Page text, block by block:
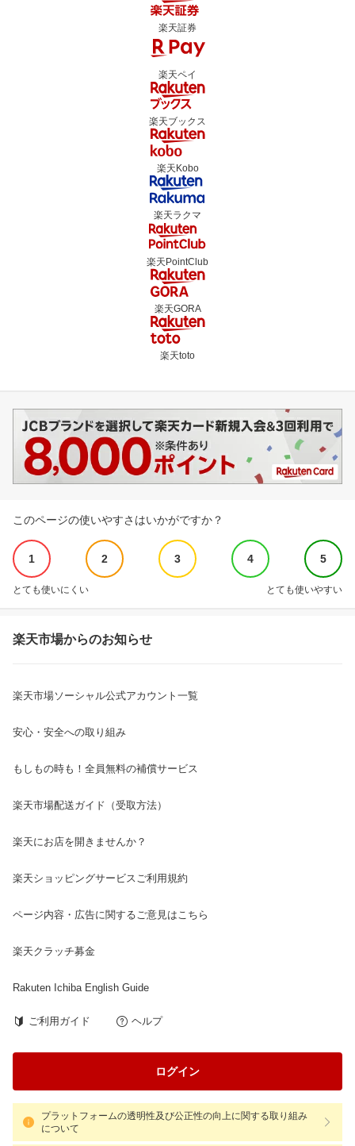
楽天証券
楽天ペイ
楽天ブックス
楽天Kobo
楽天ラクマ
楽天PointClub
楽天GORA
楽天toto
このページの使いやすさはいかがですか？
1 2 3 4 5
とても使いにくい とても使いやすい
楽天市場からのお知らせ
楽天市場ソーシャル公式アカウント一覧
安心・安全への取り組み
もしもの時も！全員無料の補償サービス
楽天市場配送ガイド（受取方法）
楽天にお店を開きませんか？
楽天ショッピングサービスご利用規約
ページ内容・広告に関するご意見はこちら
楽天クラッチ募金
Rakuten Ichiba English Guide
ご利用ガイド ヘルプ
ログイン
プラットフォームの透明性及び公正性の向上に関する取り組み
について